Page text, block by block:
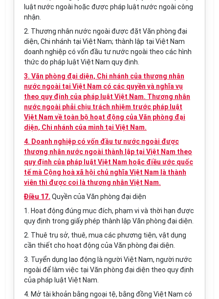
luật nước ngoài hoặc được pháp luật nước ngoài công
nhận.
2. Thương nhân nước ngoài được đặt Văn phòng đại
diện, Chi nhánh tại Việt Nam; thành lập tại Việt Nam
doanh nghiệp có vốn đầu tư nước ngoài theo các hình
thức do pháp luật Việt Nam quy định.
3. Văn phòng đại diện, Chi nhánh của thương nhân
nước ngoài tại Việt Nam có các quyền và nghĩa vụ
theo quy định của pháp luật Việt Nam. Thương nhân
nước ngoài phải chịu trách nhiệm trước pháp luật
Việt Nam về toàn bộ hoạt động của Văn phòng đại
diện, Chi nhánh của mình tại Việt Nam.
4. Doanh nghiệp có vốn đầu tư nước ngoài được
thương nhân nước ngoài thành lập tại Việt Nam theo
quy định của pháp luật Việt Nam hoặc điều ước quốc
tế mà Cộng hoà xã hội chủ nghĩa Việt Nam là thành
viên thì được coi là thương nhân Việt Nam.
Điều 17.Quyền của Văn phòng đại diện
1. Hoạt động đúng mục đích, phạm vi và thời hạn được
quy định trong giấy phép thành lập Văn phòng đại diện.
2. Thuê trụ sở, thuê, mua các phương tiện, vật dụng
cần thiết cho hoạt động của Văn phòng đại diện.
3. Tuyển dụng lao động là người Việt Nam, người nước
ngoài để làm việc tại Văn phòng đại diện theo quy định
của pháp luật Việt Nam.
4. Mở tài khoản bằng ngoại tệ, bằng đồng Việt Nam có